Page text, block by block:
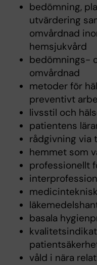
bedömning,
utvärdering
omvårdnad
hemsjukvård
bedömnings-
omvårdnad
metoder för
preventivt
livsstil och
patientens
rådgivning via
hemmet som
professionellt
basala
våld i nära